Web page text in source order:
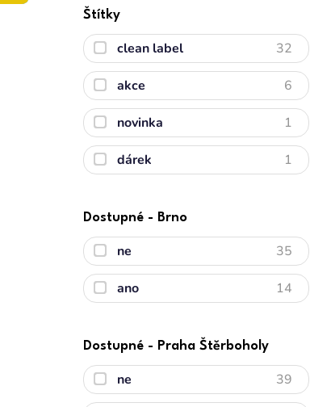
Štítky
clean label 32
akce 6
novinka 1
dárek 1
Dostupné - Brno
ne 35
ano 14
Dostupné - Praha Štěrboholy
ne 39